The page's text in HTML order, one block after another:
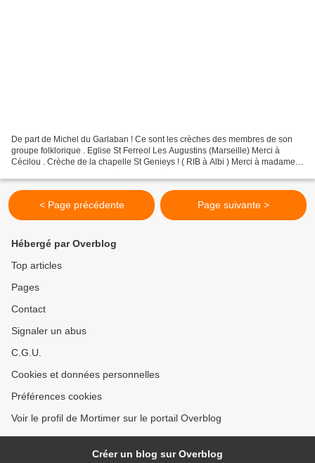
De part de Michel du Garlaban ! Ce sont les crèches des membres de son
groupe folklorique . Eglise St Ferreol Les Augustins (Marseille) Merci à
Cécilou . Crèche de la chapelle St Genieys ! ( RIB à Albi ) Merci à madame
< Page précédente Page suivante >
Hébergé par Overblog
Top articles
Pages
Contact
Signaler un abus
C.G.U.
Cookies et données personnelles
Préférences cookies
Voir le profil de Mortimer sur le portail Overblog
Créer un blog sur Overblog